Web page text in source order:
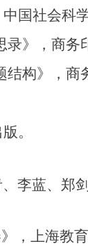
国社会科学
》，商务
构》，商
。
蓝、郑剑
上海教育